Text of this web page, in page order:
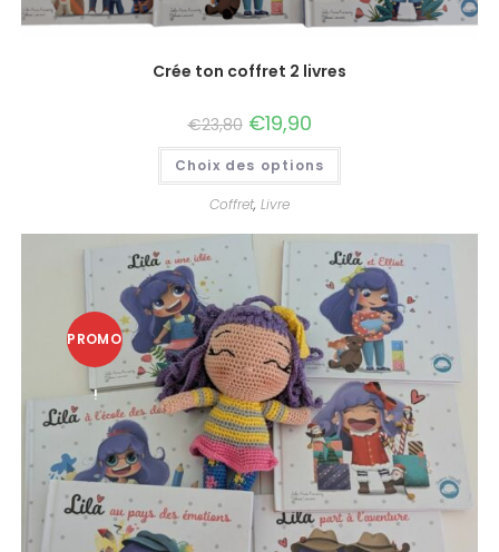
Crée ton coffret 2 livres
€23,80 €19,90
Choix des options
Coffret, Livre
PROMO
!